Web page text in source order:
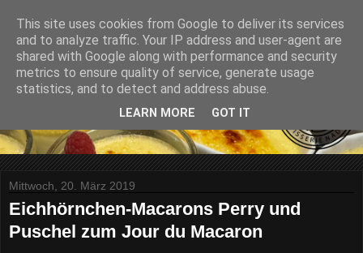
Mittwoch, 20. März 2019
Eichhörnchen-Macarons Perry und
Puschel zum Jour du Macaron
This site uses cookies from Google to deliver its services
and to analyze traffic. Your IP address and user-agent are
shared with Google along with performance and security
metrics to ensure quality of service, generate usage
statistics, and to detect and address abuse.
LEARN MORE GOT IT